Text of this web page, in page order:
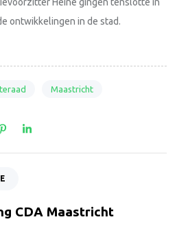
ontwikkelingen in de stad.
Maastricht
CDA Maastricht